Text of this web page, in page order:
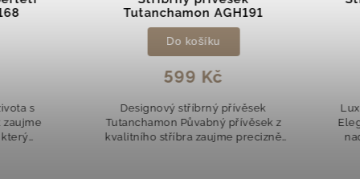
AGH191
stříbrný přívěsek
Půvabný přívěsek z
stříbra zaujme precizně
zirkonem AGH449
Luxusní stříbrný přívěsek se
Elegantní přívěsek zaujme
nadčasovým designem, ve